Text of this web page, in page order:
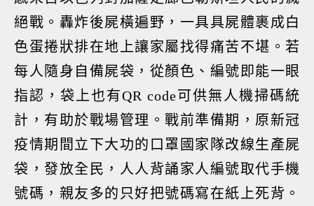
絕戰。轟炸後屍橫遍野，一具具屍體裹成白
色蛋捲狀排在地上讓家屬找得痛苦不堪。若
每人隨身自備屍袋，從顏色、編號即能一眼
指認，袋上也有QR code可供無人機掃碼統
計，有助於戰場管理。戰前準備期，原新冠
疫情期間立下大功的口罩國家隊改線生產屍
袋，發放全民，人人背誦家人編號取代手機
號碼，親友多的只好把號碼寫在紙上死背。